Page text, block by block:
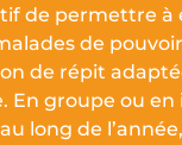
de permettre à
de
de répit
En groupe ou en
long de